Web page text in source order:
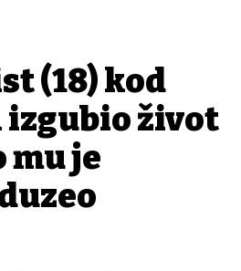
(18) kod
izgubio život
mu je